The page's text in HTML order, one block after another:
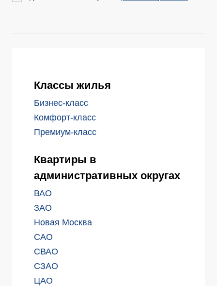
Классы жилья
Бизнес-класс
Комфорт-класс
Премиум-класс
Квартиры в
административных округах
ВАО
ЗАО
Новая Москва
САО
СВАО
СЗАО
ЦАО